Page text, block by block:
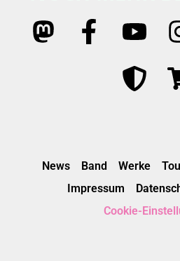
News Band Werke
Impressum
Cookie-